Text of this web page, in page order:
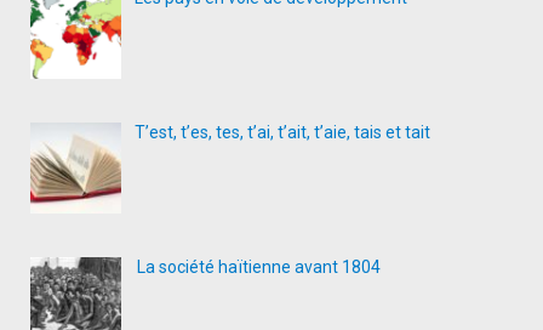
T’est, t’es, tes, t’ai, t’ait, t’aie, tais et tait
La société haïtienne avant 1804